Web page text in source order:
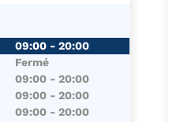
09:00 -20:00
Fermé
09:00 -20:00
09:00 -20:00
09:00 -20:00